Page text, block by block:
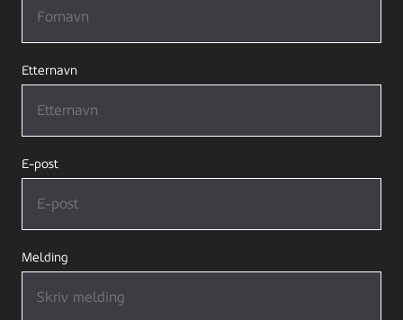
Etternavn
E-post
Melding